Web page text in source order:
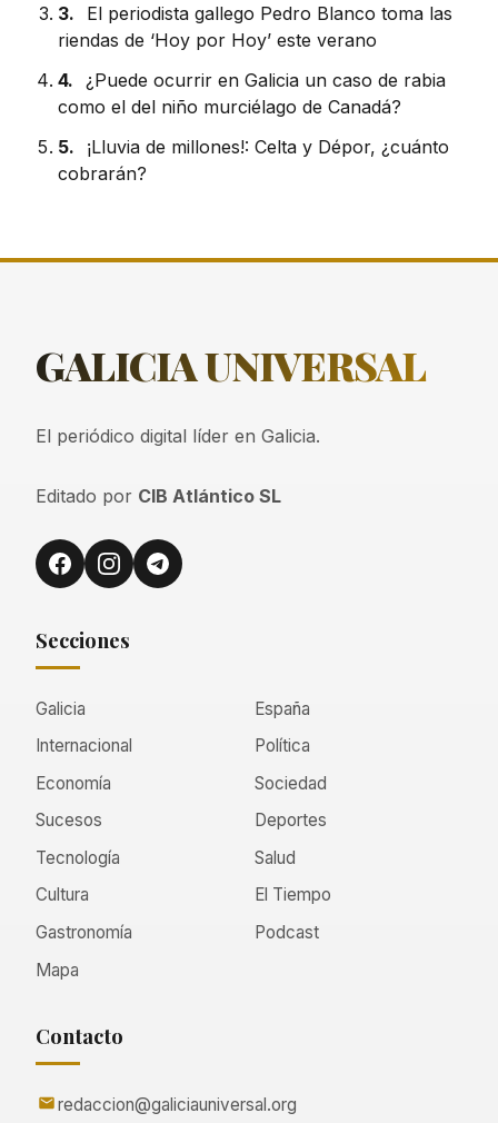
3.
El periodista gallego Pedro Blanco toma las
riendas de ‘Hoy por Hoy’ este verano
4.
¿Puede ocurrir en Galicia un caso de rabia
como el del niño murciélago de Canadá?
5.
¡Lluvia de millones!: Celta y Dépor, ¿cuánto
cobrarán?
GALICIAUNIVERSAL
El periódico digital líder en Galicia.
Editado por CIB Atlántico SL
Secciones
Galicia
España
Internacional
Política
Economía
Sociedad
Sucesos
Deportes
Tecnología
Salud
Cultura
El Tiempo
Gastronomía
Podcast
Mapa
Contacto
redaccion@galiciauniversal.org